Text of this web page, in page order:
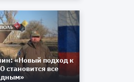
«Новый подход к
становится все